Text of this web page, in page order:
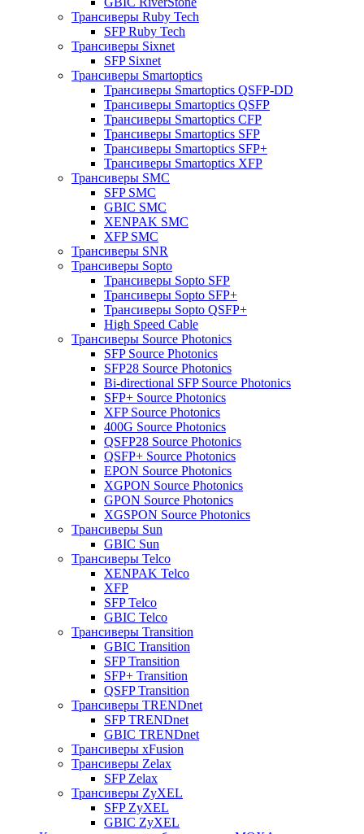
Трансиверы Ruby Tech
SFP Ruby Tech
Трансиверы Sixnet
SFP Sixnet
Трансиверы Smartoptics
Трансиверы Smartoptics QSFP-DD
Трансиверы Smartoptics QSFP
Трансиверы Smartoptics CFP
Трансиверы Smartoptics SFP
Трансиверы Smartoptics SFP+
Трансиверы Smartoptics XFP
Трансиверы SMC
SFP SMC
GBIC SMC
XENPAK SMC
XFP SMC
Трансиверы SNR
Трансиверы Sopto
Трансиверы Sopto SFP
Трансиверы Sopto SFP+
Трансиверы Sopto QSFP+
High Speed Cable
Трансиверы Source Photonics
SFP Source Photonics
SFP28 Source Photonics
Bi-directional SFP Source Photonics
SFP+ Source Photonics
XFP Source Photonics
400G Source Photonics
QSFP28 Source Photonics
QSFP+ Source Photonics
EPON Source Photonics
XGPON Source Photonics
GPON Source Photonics
XGSPON Source Photonics
Трансиверы Sun
GBIC Sun
Трансиверы Telco
XENPAK Telco
XFP
SFP Telco
GBIC Telco
Трансиверы Transition
GBIC Transition
SFP Transition
SFP+ Transition
QSFP Transition
Трансиверы TRENDnet
SFP TRENDnet
GBIC TRENDnet
Трансиверы xFusion
Трансиверы Zelax
SFP Zelax
Трансиверы ZyXEL
SFP ZyXEL
GBIC ZyXEL